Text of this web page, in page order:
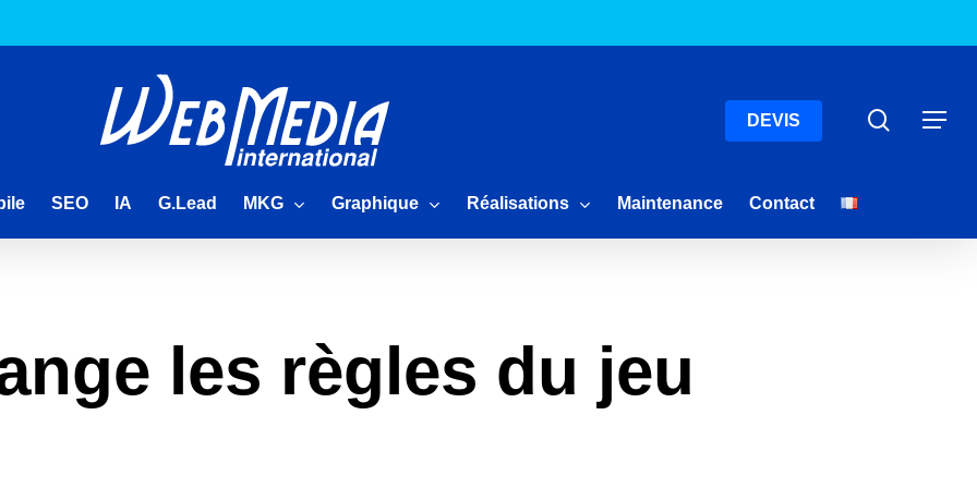
DEVIS Menu
SEO IA G.Lead MKG Graphique Réalisations Maintenance Contact
les règles du jeu